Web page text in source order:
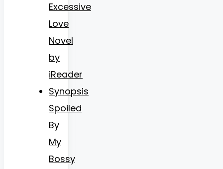
Excessive
Love
Novel
by
iReader
Synopsis
Spoiled
By
My
Bossy